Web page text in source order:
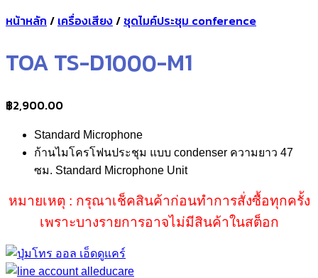
หน้าหลัก / เครื่องเสียง/ชุดไมค์ประชุม conference
TOA TS-D1000-M1
฿2,900.00
Standard Microphone
ก้านไมโครโฟนประชุม แบบ condenser ความยาว 47
ซม. Standard Microphone Unit
หมายเหตุ : กรุณาเช็คสินค้าก่อนทำการสั่งซื้อทุกครั้ง
เพราะบางรายการอาจไม่มีสินค้าในสต็อก